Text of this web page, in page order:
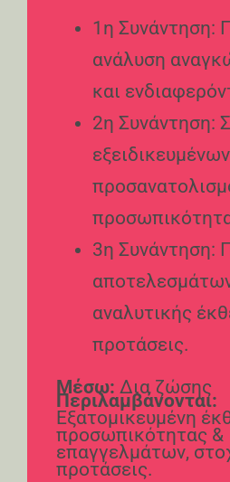
1η Συνάντηση:
ανάλυση
και
2η Συνάντηση:
3η Συνάντηση:
αναλυτικής
προτάσεις.
Μέσω: Δια ζώσης
Περιλαμβάνονται:
Εξατομικευμένη
προσωπικότητας &
επαγγελμάτων,
προτάσεις.